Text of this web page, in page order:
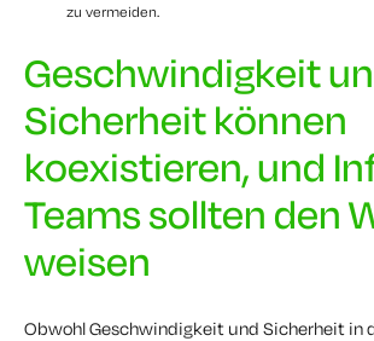
zu vermeiden.
Geschwindigkeit
Sicherheit können
koexistieren, und
Teams sollten den
weisen
Obwohl Geschwindigkeit und Sicherheit in